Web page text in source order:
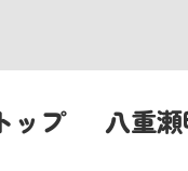
ップ 八重